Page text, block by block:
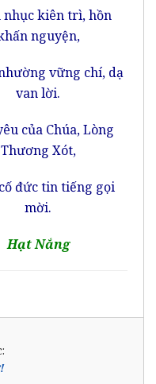
nhục kiên trì, hồn
nguyện,
vững chí, dạ
van lời.
của Chúa, Lòng
Thương Xót,
đức tin tiếng gọi
mời.
Hạt Nắng